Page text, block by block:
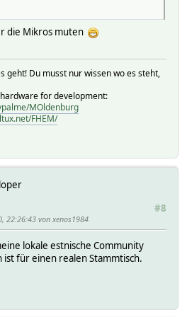
die Mikros muten
geht! Du musst nur wissen wo es steht,
for development:
MOldenburg
FHEM/
#8
22:26:43 von xenos1984
lokale estnische Community
ist für einen realen Stammtisch.